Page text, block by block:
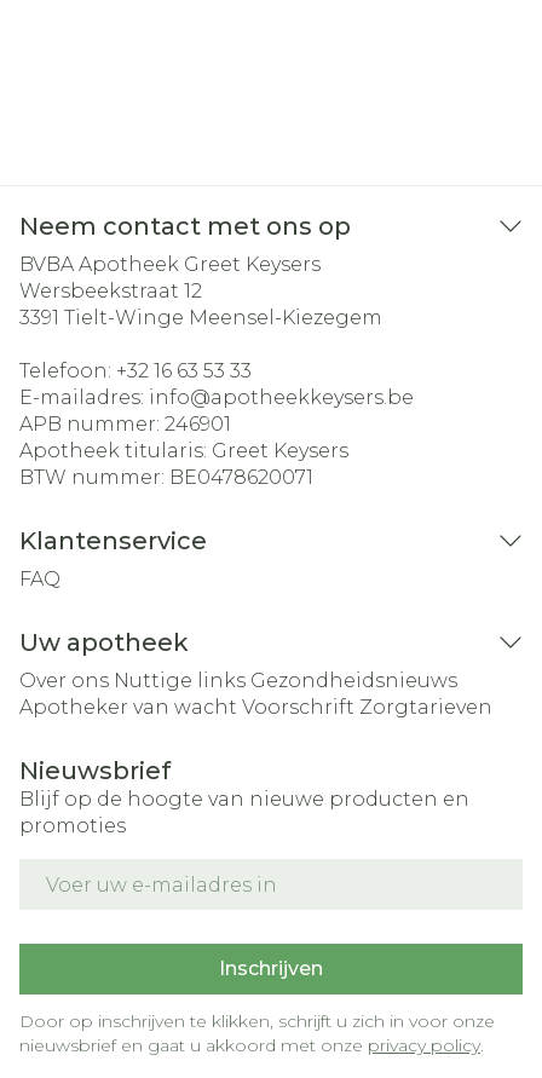
Neem contact met ons op
BVBA Apotheek Greet Keysers
Wersbeekstraat 12
3391 Tielt-Winge Meensel-Kiezegem
Telefoon: +32 16 63 53 33
E-mailadres: info@apotheekkeysers.be
APB nummer: 246901
Apotheek titularis: Greet Keysers
BTW nummer: BE0478620071
Klantenservice
FAQ
Uw apotheek
Over ons Nuttige links Gezondheidsnieuws
Apotheker van wacht Voorschrift Zorgtarieven
Nieuwsbrief
Blijf op de hoogte van nieuwe producten en
promoties
Inschrijven
Door op inschrijven te klikken, schrijft u zich in voor onze
nieuwsbrief en gaat u akkoord met onze privacy policy.